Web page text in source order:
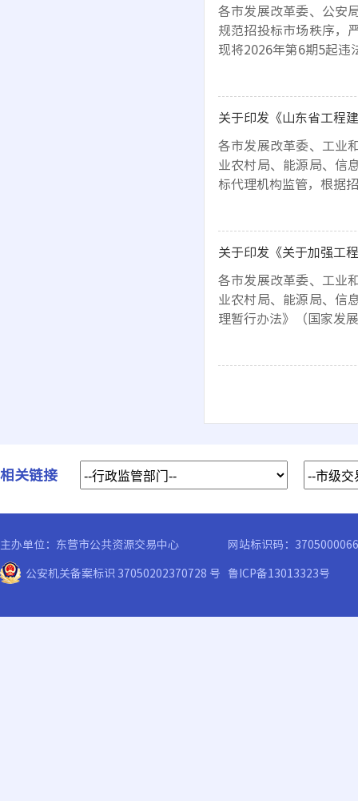
各市发展改革委、公安
规范招投标市场秩序，
现将2026年第6期5起违
各市发展改革委、工业
业农村局、能源局、信
标代理机构监管，根据
关于印发《关于加强工
各市发展改革委、工业
业农村局、能源局、信
理暂行办法》（国家发
相关链接
主办单位：东营市公共资源交易中心
网站标识码：3705000066
公安机关备案标识 37050202370728 号 鲁ICP备13013323号